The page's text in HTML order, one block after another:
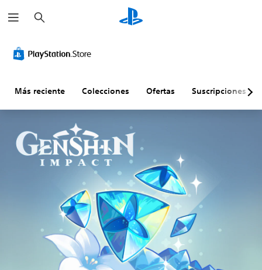
u
s
r
Más reciente Colecciones Ofertas Suscripciones